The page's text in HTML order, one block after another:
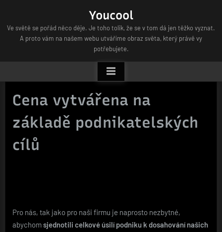
content
Youcool
Ve světě se pořád něco děje. Je toho tolik, že se v tom dá jen těžko vyznat.
A proto vám na našem webu utváříme obraz světa, který právě vy
potřebujete.
Cena vytvářena na
základě podnikatelských
cílů
Pro nás, tak jako pro naši firmu je naprosto nezbytné,
abychomsjednotili celkové úsilí podniku k dosahování našich